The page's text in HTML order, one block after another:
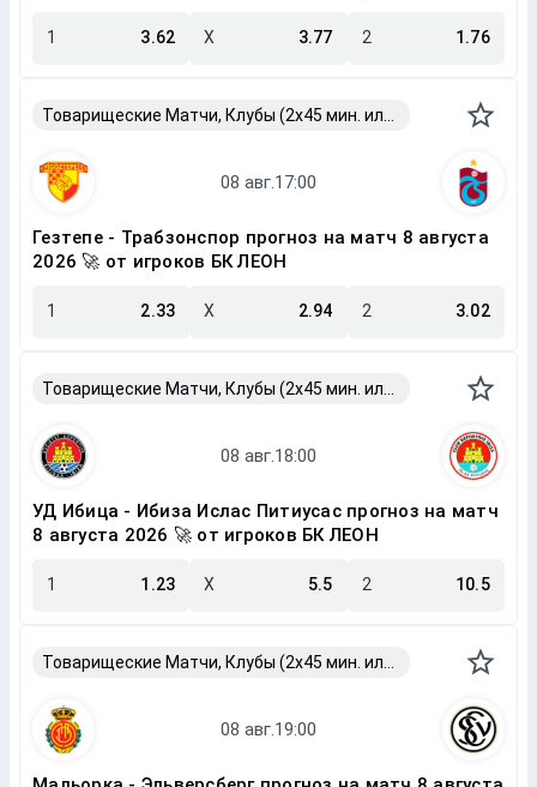
1 3.62 X 3.77 2 1.76
Гезтепе - Трабзонспор прогноз на матч 8 августа
2026 🚀 от игроков БК ЛЕОН
1 2.33 X 2.94 2 3.02
УД Ибица - Ибиза Ислас Питиусас прогноз на матч
8 августа 2026 🚀 от игроков БК ЛЕОН
1 1.23 X 5.5 2 10.5